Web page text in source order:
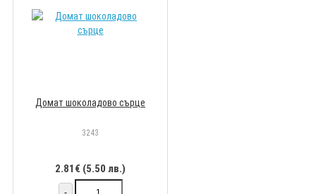
Домат шоколадово сърце
3243
2.81€ (5.50 лв.)